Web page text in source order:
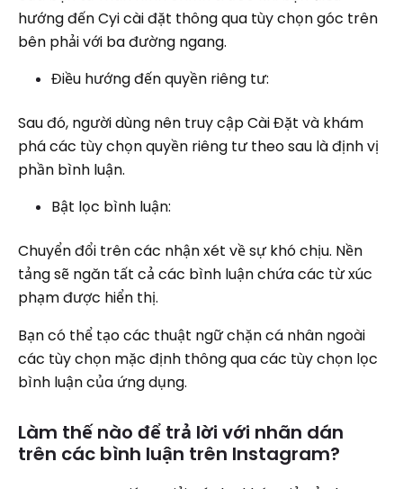
hướng đến Cyi cài đặt thông qua tùy chọn góc trên
bên phải với ba đường ngang.
Điều hướng đến quyền riêng tư:
Sau đó, người dùng nên truy cập Cài Đặt và khám
phá các tùy chọn quyền riêng tư theo sau là định vị
phần bình luận.
Bật lọc bình luận:
Chuyển đổi trên các nhận xét về sự khó chịu. Nền
tảng sẽ ngăn tất cả các bình luận chứa các từ xúc
phạm được hiển thị.
Bạn có thể tạo các thuật ngữ chặn cá nhân ngoài
các tùy chọn mặc định thông qua các tùy chọn lọc
bình luận của ứng dụng.
Làm thế nào để trả lời với nhãn dán
trên các bình luận trên Instagram?